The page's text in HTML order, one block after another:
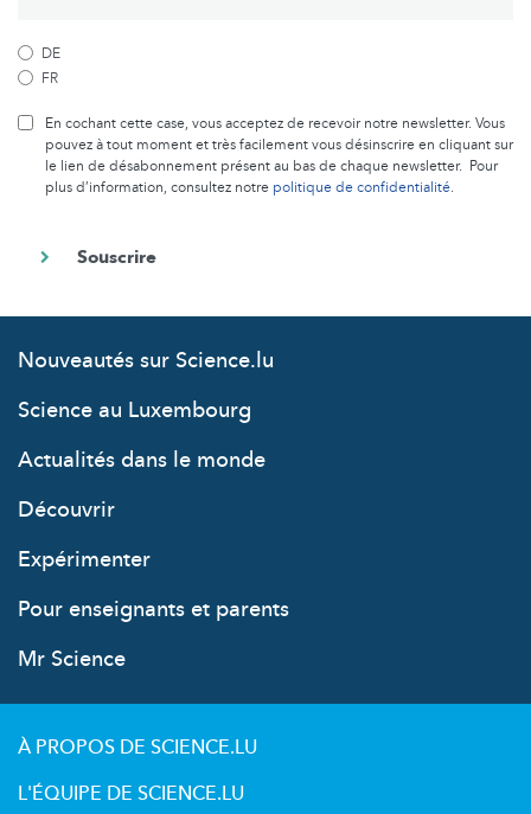
DE
FR
En cochant cette case, vous acceptez de recevoir notre newsletter. Vous
pouvez à tout moment et très facilement vous désinscrire en cliquant sur
le lien de désabonnement présent au bas de chaque newsletter. Pour
plus d’information, consultez notre politique de confidentialité.
Nouveautés sur Science.lu
Science au Luxembourg
Actualités dans le monde
Découvrir
Expérimenter
Pour enseignants et parents
Mr Science
À PROPOS DE SCIENCE.LU
L'ÉQUIPE DE SCIENCE.LU